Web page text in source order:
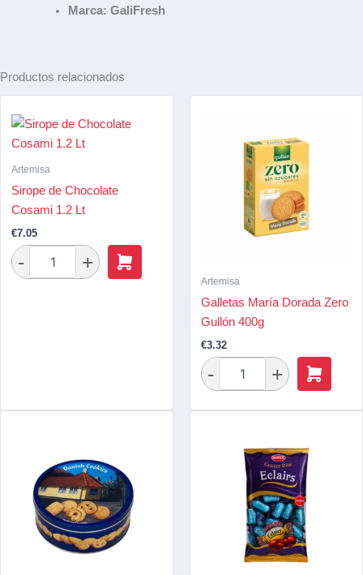
Marca: GaliFresh
Productos relacionados
Artemisa
Sirope de Chocolate
Cosami 1.2 Lt
€7.05
Artemisa
Galletas María Dorada Zero
Gullón 400g
€3.32